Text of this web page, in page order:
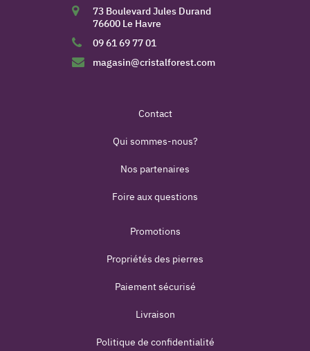
73 Boulevard Jules Durand
76600 Le Havre
09 61 69 77 01
magasin@cristalforest.com
Contact
Qui sommes-nous?
Nos partenaires
Foire aux questions
Promotions
Propriétés des pierres
Paiement sécurisé
Livraison
Politique de confidentialité